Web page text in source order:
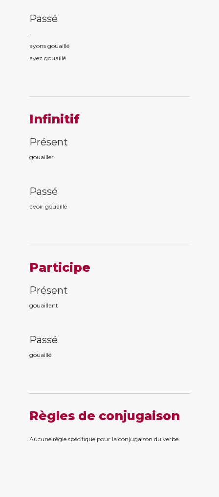
Passé
-
ayons gouaillé
ayez gouaillé
Infinitif
Présent
gouailler
Passé
avoir gouaillé
Participe
Présent
gouaillant
Passé
gouaillé
Règles de conjugaison
Aucune règle spécifique pour la conjugaison du verbe